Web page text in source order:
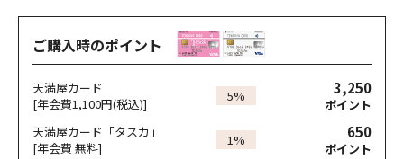
ご購入時のポイント
天満屋カード
[年会費1,100円(税込)]
5% 3,250
ポイント
天満屋カード「タスカ」
[年会費 無料]
1% 650
ポイント